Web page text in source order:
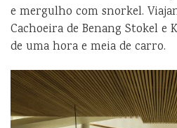
e mergulho com snorkel.
Cachoeira de Benang Stokel e
de uma hora e meia de carro.